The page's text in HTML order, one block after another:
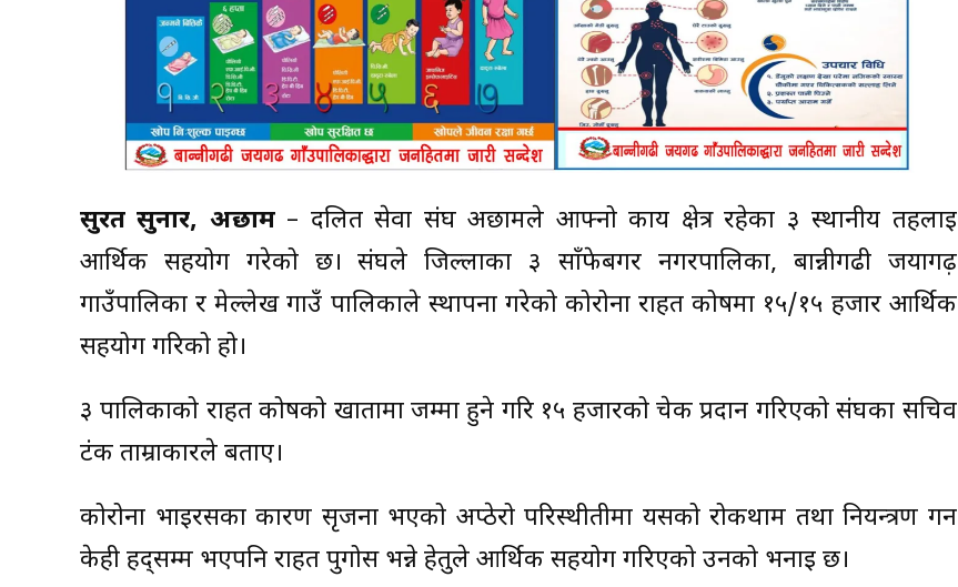
सुरत सुनार, अछाम – दलित सेवा संघ अछामले आफ्नो कार्य क्षेत्र रहेका ३ स्थानीय तहलाई
आर्थिक सहयोग गरेको छ। संघले जिल्लाका ३ साँफेबगर नगरपालिका, बान्नीगढी जयागढ़
गाउँपालिका र मेल्लेख गाउँ पालिकाले स्थापना गरेको कोरोना राहत कोषमा १५/१५ हजार आर्थिक
सहयोग गरिको हो।
३ पालिकाको राहत कोषको खातामा जम्मा हुने गरि १५ हजारको चेक प्रदान गरिएको संघका सचिव
टंक ताम्राकारले बताए।
कोरोना भाईरसका कारण सृजना भएको अप्ठेरो परिस्थीतीमा यसको रोकथाम तथा नियन्त्रण गर्न
केही हद्सम्म भएपनि राहत पुगोस भन्ने हेतुले आर्थिक सहयोग गरिएको उनको भनाई छ।